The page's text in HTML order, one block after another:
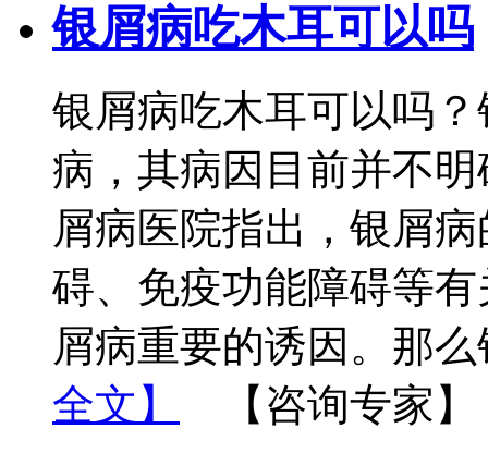
银屑病吃木耳可以吗
银屑病吃木耳可以吗
病，其病因目前并不
屑病医院指出，银屑
碍、免疫功能障碍等
屑病重要的诱因。那
全文】
【咨询专家】